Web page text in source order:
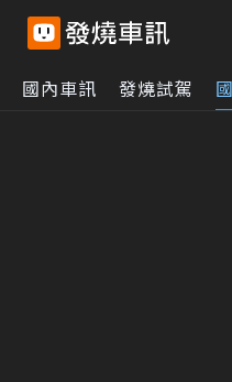
國內車訊 發燒試駕